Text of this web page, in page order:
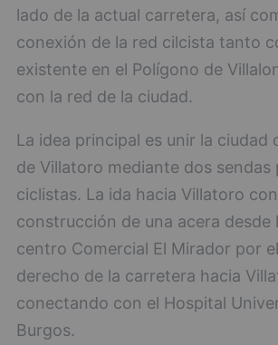
lado de la actual carretera, así
conexión de la red cilcista tanto
existente en el Polígono de
con la red de la ciudad.
La idea principal es unir la ciudad
de Villatoro mediante dos sendas
ciclistas. La ida hacia Villatoro
construcción de una acera desde
centro Comercial El Mirador por
derecho de la carretera hacia
conectando con el Hospital
Burgos.